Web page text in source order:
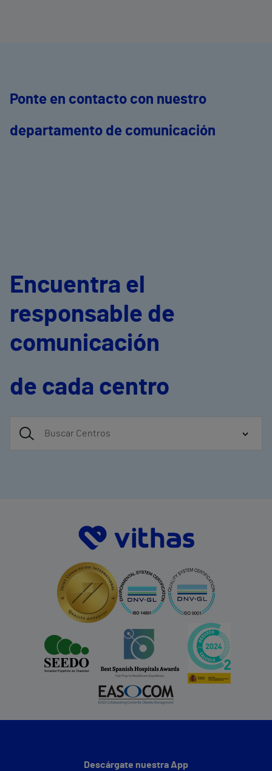
Ponte en contacto con nuestro
departamento de comunicación
Encuentra el
responsable de
comunicación
de cada centro
Descárgate nuestra App